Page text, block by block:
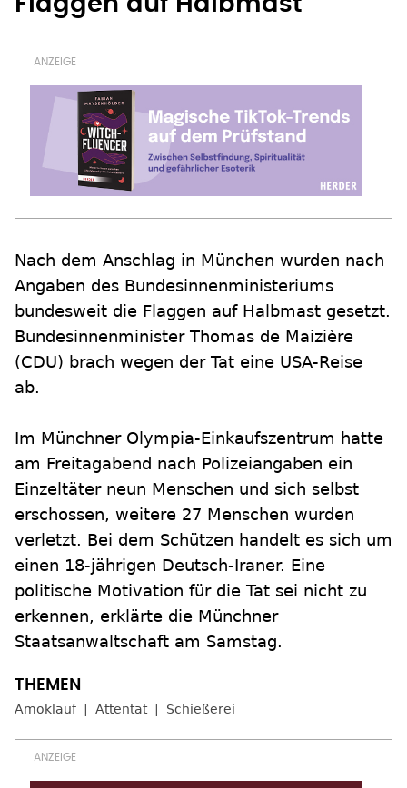
Nach dem Anschlag in München wurden nach
Angaben des Bundesinnenministeriums
bundesweit die Flaggen auf Halbmast gesetzt.
Bundesinnenminister Thomas de Maizière
(CDU) brach wegen der Tat eine USA-Reise
ab.
Im Münchner Olympia-Einkaufszentrum hatte
am Freitagabend nach Polizeiangaben ein
Einzeltäter neun Menschen und sich selbst
erschossen, weitere 27 Menschen wurden
verletzt. Bei dem Schützen handelt es sich um
einen 18-jährigen Deutsch-Iraner. Eine
politische Motivation für die Tat sei nicht zu
erkennen, erklärte die Münchner
Staatsanwaltschaft am Samstag.
Amoklauf Attentat Schießerei